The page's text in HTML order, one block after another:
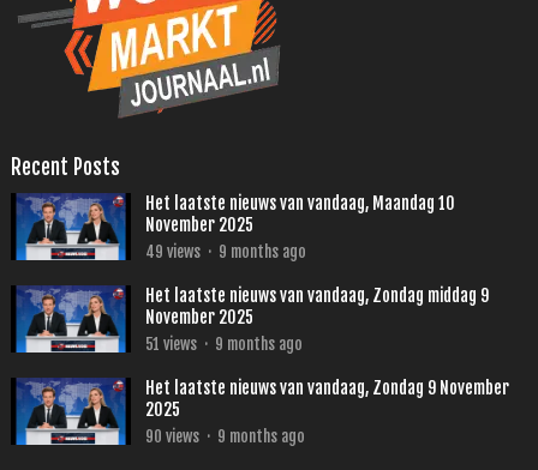
Recent Posts
Het laatste nieuws van vandaag, Maandag 10
November 2025
49 views · 9 months ago
Het laatste nieuws van vandaag, Zondag middag 9
November 2025
51 views · 9 months ago
Het laatste nieuws van vandaag, Zondag 9 November
2025
90 views · 9 months ago